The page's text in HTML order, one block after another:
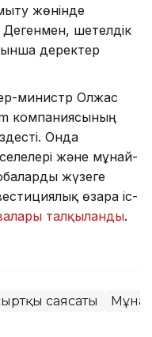
жөнінде
Дегенмен, шетелдік
деректер
министр Олжас
компаниясының
Онда
және мұнай-
жүзеге
өзара іс-
талқыланды.
саясаты